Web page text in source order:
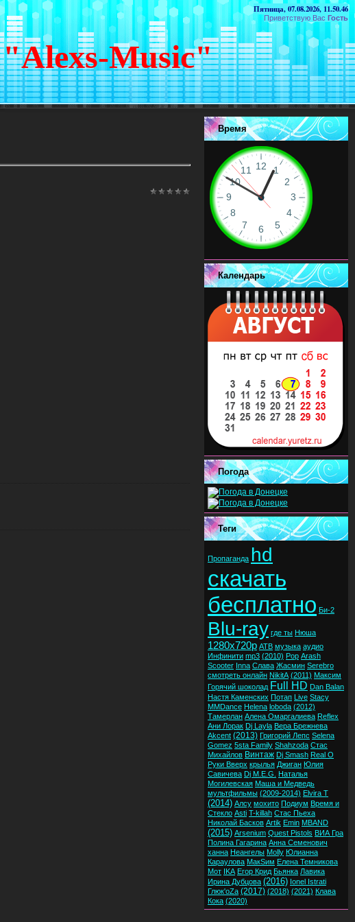
Пятница, 07.08.2026, 11.50.46
Приветствую Вас Гость
"Alexs-Music"
Время
Календарь
Погода
Теги
Пропаганда hd
скачать
бесплатно Би-2
Blu-ray где ты Нюша
1280x720p ATB музыка аудио
Инфинити mp3 (2010) Pop Arash
Scooter Inna Слава Жасмин Serebro
смотреть онлайн NikitA (2011) Максим
Горячий шоколад Full HD Dan Balan
Настя Каменских Потап Live Stacy
MMDance Helena loboda (2012)
Тамерлан Алена Омаргалиева Reflex
Ани Лорак Dj Layla Вера Брежнева
Akcent (2013) Григорий Лепс Selena
Gomez 5sta Family Shahzoda Стас
Михайлов Винтаж Dj Smash Real O
Руки Вверх крылья Джиган Юлия
Савичева Dj M.E.G.
Наталья
Могилевская Маша и Медведь
мультфильмы (2009-2014) Elvira T
(2014) Алсу мохито Подиум Время и
Стекло Asti T-killah Стас Пьеха
Николай Басков Artik Emin MBAND
(2015) Arsenium Quest Pistols ВИА Гра
Полина Гагарина Анна Семенович
ханна Неангелы Molly Юлианна
Караулова МакSим Елена Темникова
Мот IKA Егор Крид Бьянка Лавика
Ирина Дубцова (2016) Ionel Istrati
Глюк'oZa (2017) (2018) (2021) Клава
Кока (2020)